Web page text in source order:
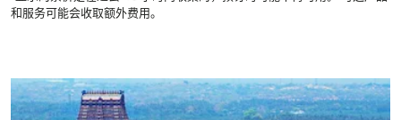
和服务可能会收取额外费用。